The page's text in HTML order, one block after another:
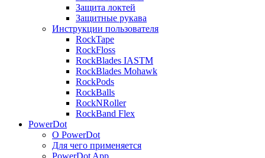
Защита локтей
Защитные рукава
Инструкции пользователя
RockTape
RockFloss
RockBlades IASTM
RockBlades Mohawk
RockPods
RockBalls
RockNRoller
RockBand Flex
PowerDot
О PowerDot
Для чего применяется
PowerDot App